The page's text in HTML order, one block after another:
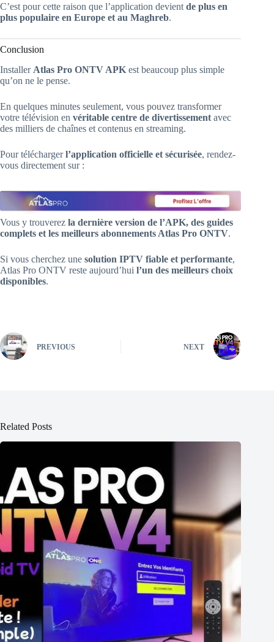
C’est pour cette raison que l’application devient de plus en
plus populaire en Europe et au Maghreb.
Conclusion
Installer Atlas Pro ONTV APK est beaucoup plus simple
qu’on ne le pense.
En quelques minutes seulement, vous pouvez transformer
votre télévision en véritable centre de divertissement avec
des milliers de chaînes et contenus en streaming.
Pour téléchargerl’application officielle et sécurisée, rendez-
vous directement sur :
Vous y trouverez la dernière version de l’APK, des guides
complets et les meilleurs abonnements Atlas Pro ONTV.
Si vous cherchez une solution IPTV fiable et performante,
Atlas Pro ONTV reste aujourd’hui l’un des meilleurs choix
disponibles.
PREVIOUS NEXT
Related Posts